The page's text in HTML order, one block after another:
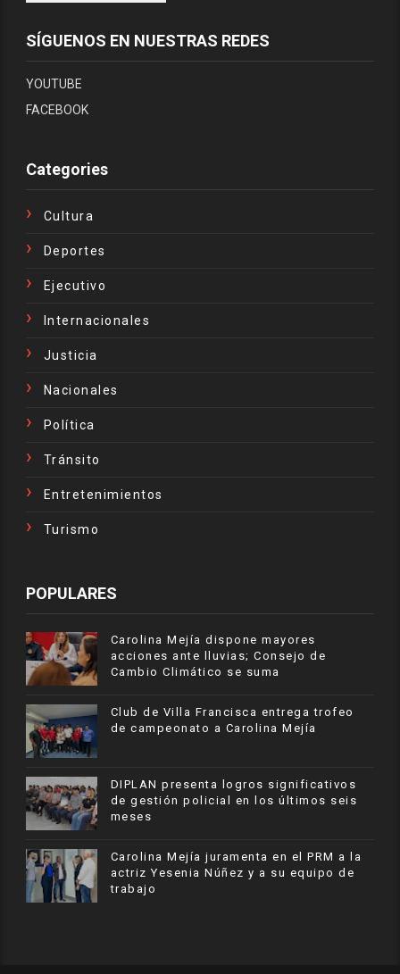
SÍGUENOS EN NUESTRAS REDES
YOUTUBE
FACEBOOK
Categories
Cultura
Deportes
Ejecutivo
Internacionales
Justicia
Nacionales
Política
Tránsito
Entretenimientos
Turismo
POPULARES
Carolina Mejía dispone mayores
acciones ante lluvias; Consejo de
Cambio Climático se suma
Club de Villa Francisca entrega trofeo
de campeonato a Carolina Mejía
DIPLAN presenta logros significativos
de gestión policial en los últimos seis
meses
Carolina Mejía juramenta en el PRM a la
actriz Yesenia Núñez y a su equipo de
trabajo